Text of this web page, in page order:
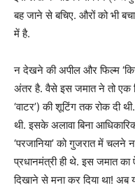
बह जाने से बचिए. औरों को भी
में है.
न देखने की अपील और फिल्म
अंतर है. वैसे इस जमात ने तो एक
‘वाटर’) की शूटिंग तक रोक दी
थी. इसके अलावा बिना
‘परजानिया’ को गुजरात में चलने
प्रधानमंत्री ही थे. इस जमात
दिखाने से मना कर दिया था! अब